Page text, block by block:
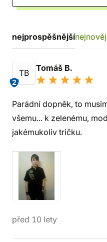
nejprospěšnější
TB
2
Tomáš B.
Parádní dopněk, to
všemu... k zelenému,
jakémukoliv tričku.
před 10 lety